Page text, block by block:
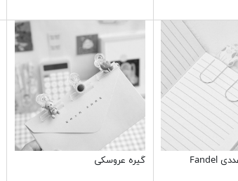
بوک مارک دو عددی Fandel
گیره عروسکی